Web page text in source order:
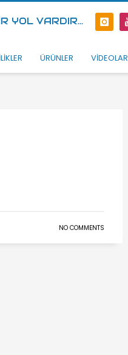
YOL VARDIR...
ÜRÜNLER VİDEOLAR
NO COMMENTS